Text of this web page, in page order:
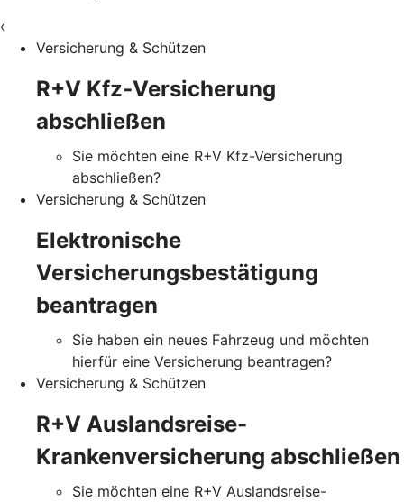
‹
Versicherung & Schützen
R+V Kfz-Versicherung
abschließen
Sie möchten eine R+V Kfz-Versicherung
abschließen?
Versicherung & Schützen
Elektronische
Versicherungsbestätigung
beantragen
Sie haben ein neues Fahrzeug und möchten
hierfür eine Versicherung beantragen?
Versicherung & Schützen
R+V Auslandsreise-
Krankenversicherung abschließen
Sie möchten eine R+V Auslandsreise-